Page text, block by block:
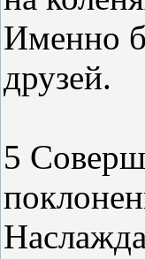
Именно
друзей.
5